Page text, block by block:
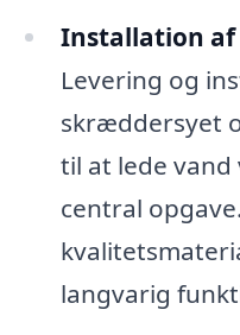
Installation
Levering og
skræddersyet
til at lede
central
langvarig